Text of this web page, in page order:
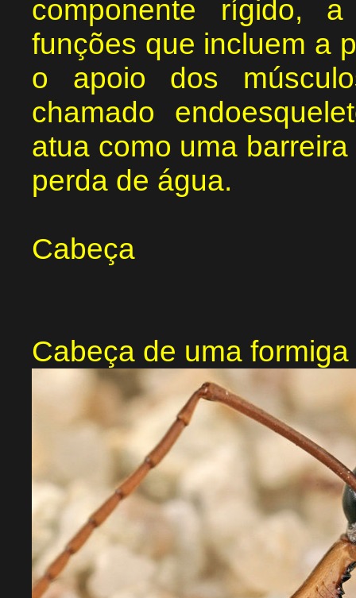
componente rígido,
funções que incluem a
o apoio dos
chamado
atua como uma
perda de água.
Cabeça
Cabeça de uma formiga